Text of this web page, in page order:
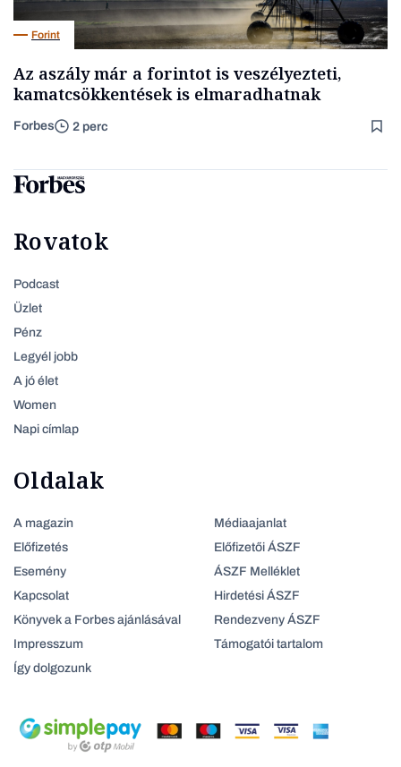
Forint
Az aszály már a forintot is veszélyezteti,
kamatcsökkentések is elmaradhatnak
Forbes 2 perc
Rovatok
Podcast
Üzlet
Pénz
Legyél jobb
A jó élet
Women
Napi címlap
Oldalak
A magazin
Előfizetés
Esemény
Kapcsolat
Könyvek a Forbes ajánlásával
Impresszum
Így dolgozunk
Médiaajanlat
Előfizetői ÁSZF
ÁSZF Melléklet
Hirdetési ÁSZF
Rendezveny ÁSZF
Támogatói tartalom